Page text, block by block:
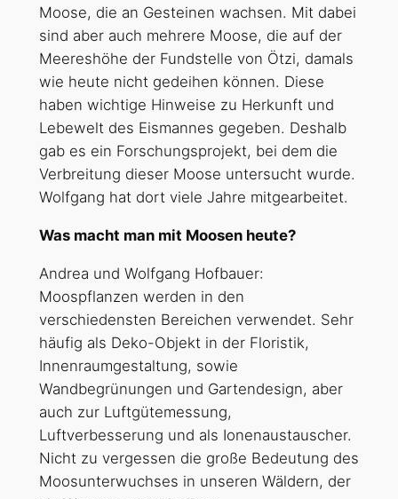
Moose, die an Gesteinen wachsen. Mit dabei
sind aber auch mehrere Moose, die auf der
Meereshöhe der Fundstelle von Ötzi, damals
wie heute nicht gedeihen können. Diese
haben wichtige Hinweise zu Herkunft und
Lebewelt des Eismannes gegeben. Deshalb
gab es ein Forschungsprojekt, bei dem die
Verbreitung dieser Moose untersucht wurde.
Wolfgang hat dort viele Jahre mitgearbeitet.
Was macht man mit Moosen heute?
Andrea und Wolfgang Hofbauer:
Moospflanzen werden in den
verschiedensten Bereichen verwendet. Sehr
häufig als Deko-Objekt in der Floristik,
Innenraumgestaltung, sowie
Wandbegrünungen und Gartendesign, aber
auch zur Luftgütemessung,
Luftverbesserung und als Ionenaustauscher.
Nicht zu vergessen die große Bedeutung des
Moosunterwuchses in unseren Wäldern, der